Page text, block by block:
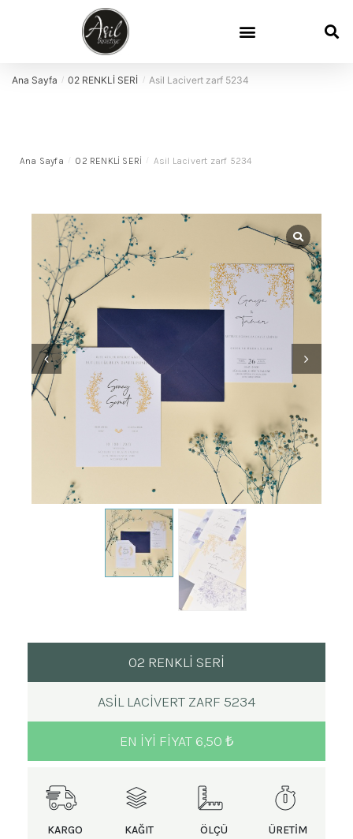
Ana Sayfa / 02 RENKLİ SERİ / Asil Lacivert zarf 5234
Ana Sayfa / 02 RENKLİ SERİ / Asil Lacivert zarf 5234
02 RENKLİ SERİ
ASIL LACIVERT ZARF 5234
EN IYI FIYAT 6,50 ₺
KARGO KAĞIT ÖLÇÜ
ÜRETIM